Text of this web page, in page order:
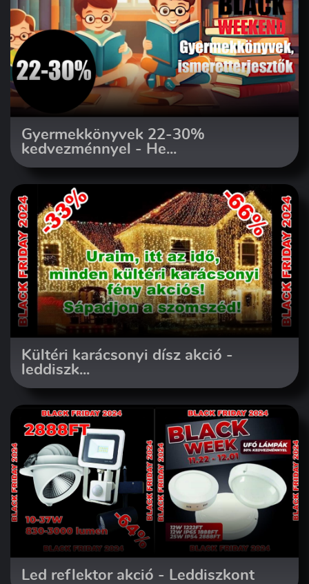
Gyermekkönyvek 22-30%
kedvezménnyel - He...
Kültéri karácsonyi dísz akció -
leddiszk...
Led reflektor akció - Leddiszkont